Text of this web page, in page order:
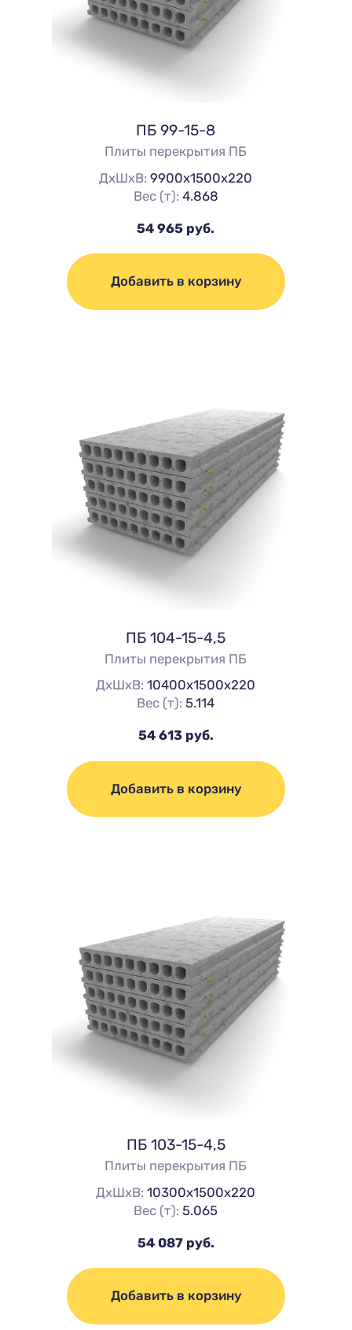
ПБ 99-15-8
Плиты перекрытия ПБ
ДхШхВ:9900х1500х220
Вес (т): 4.868
54 965 руб.
Добавить в корзину
ПБ 104-15-4,5
Плиты перекрытия ПБ
ДхШхВ:10400х1500х220
Вес (т):5.114
54 613 руб.
Добавить в корзину
ПБ 103-15-4,5
Плиты перекрытия ПБ
ДхШхВ:10300х1500х220
Вес (т):5.065
54 087 руб.
Добавить в корзину